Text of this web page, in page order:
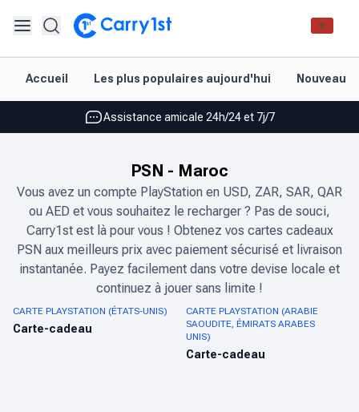
Accueil Les plus populaires aujourd'hui
Les meilleures offres pour vos meilleurs jeux
Assistance amicale 24h/24 et 7j/7
Rechargement et livraison instantanés
Les meilleures offres pour vos meilleurs jeux
Assistance amicale 24h/24 et 7j/7
Noté 4,45 sur Google Play et l'App Store
PSN - Maroc
Vous avez un compte PlayStation en USD, ZAR, SAR, QAR
ou AED et vous souhaitez le recharger ? Pas de souci,
Carry1st est là pour vous ! Obtenez vos cartes cadeaux
PSN aux meilleurs prix avec paiement sécurisé et livraison
instantanée. Payez facilement dans votre devise locale et
continuez à jouer sans limite !
CARTE PLAYSTATION (ÉTATS-UNIS)
Carte-cadeau
CARTE PLAYSTATION (ARABIE
SAOUDITE, ÉMIRATS ARABES
UNIS)
Carte-cadeau